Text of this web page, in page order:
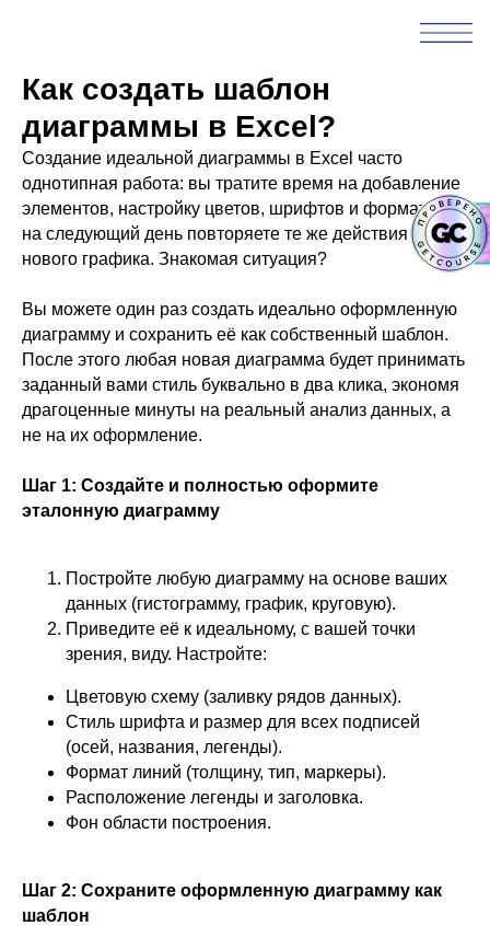
Как создать шаблон
диаграммы в Excel?
Создание идеальной диаграммы в Excel часто
однотипная работа: вы тратите время на добавление
элементов, настройку цветов, шрифтов и форматов, а
на следующий день повторяете те же действия для
нового графика. Знакомая ситуация?
Вы можете один раз создать идеально оформленную
диаграмму и сохранить её как собственный шаблон.
После этого любая новая диаграмма будет принимать
заданный вами стиль буквально в два клика, экономя
драгоценные минуты на реальный анализ данных, а
не на их оформление.
Шаг 1: Создайте и полностью оформите
эталонную диаграмму
Постройте любую диаграмму на основе ваших
данных (гистограмму, график, круговую).
Приведите её к идеальному, с вашей точки
зрения, виду. Настройте:
Цветовую схему (заливку рядов данных).
Стиль шрифта и размер для всех подписей
(осей, названия, легенды).
Формат линий (толщину, тип, маркеры).
Расположение легенды и заголовка.
Фон области построения.
Шаг 2: Сохраните оформленную диаграмму как
шаблон